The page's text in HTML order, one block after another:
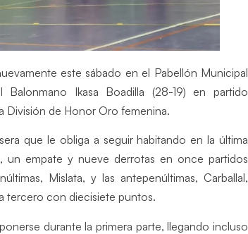
este sábado en el Pabellón Municipal
Ikasa Boadilla (28-19) en partido
División de Honor Oro femenina.
que le obliga a seguir habitando en la última
un empate y nueve derrotas en once partidos
Mislata, y las antepenúltimas, Carballal,
tercero con diecisiete puntos.
durante la primera parte, llegando incluso